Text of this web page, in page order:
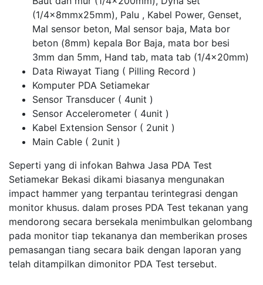
(1/4x8mmx25mm), Palu , Kabel Power, Genset,
Mal sensor beton, Mal sensor baja, Mata bor
beton (8mm) kepala Bor Baja, mata bor besi
3mm dan 5mm, Hand tab, mata tab (1/4x20mm)
Data Riwayat Tiang ( Pilling Record )
Komputer PDA Setiamekar
Sensor Transducer ( 4unit )
Sensor Accelerometer ( 4unit )
Kabel Extension Sensor ( 2unit )
Main Cable ( 2unit )
Seperti yang di infokan Bahwa Jasa PDA Test
Setiamekar Bekasi dikami biasanya mengunakan
impact hammer yang terpantau terintegrasi dengan
monitor khusus. dalam proses PDA Test tekanan yang
mendorong secara bersekala menimbulkan gelombang
pada monitor tiap tekananya dan memberikan proses
pemasangan tiang secara baik dengan laporan yang
telah ditampilkan dimonitor PDA Test tersebut.